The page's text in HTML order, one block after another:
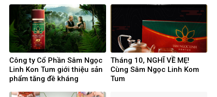
Công ty Cổ Phần Sâm Ngọc
Linh Kon Tum giới thiệu sản
phẩm tăng đề kháng
Tháng 10, NGHĨ VỀ MẸ!
Cùng Sâm Ngọc Linh Kom
Tum